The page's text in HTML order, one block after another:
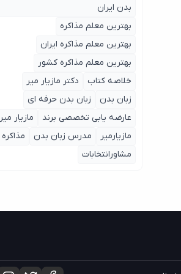
بدن ایران
بهترین معلم مذاکره
بهترین معلم مذاکره ایران
بهترین معلم مذاکره کشور
خلاصه کتاب
دکتر مازیار میر
زبان بدن
زبان بدن حرفه ای
عارضه یابی تخصصی برند
مازیار میر
مازیارمیر
مدرس زبان بدن
مذاکره
مشاورانتخابات